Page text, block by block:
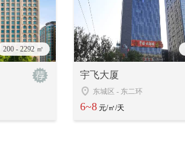
200 - 2292 ㎡
宇飞大厦
东城区 - 东二环
6~8 元/㎡/天